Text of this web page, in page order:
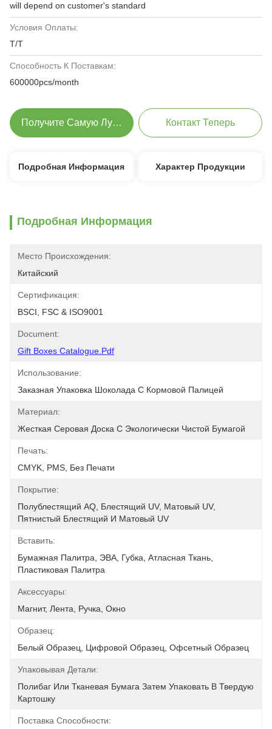
will depend on customer's standard
Условия Оплаты:
T/T
Способность К Поставкам:
600000pcs/month
Получите Самую Лучшую Цену Контакт Теперь
Подробная Информация Характер Продукции
Подробная Информация
Место Происхождения:
Китайский
Сертификация:
BSCI, FSC & ISO9001
Document:
Gift Boxes Catalogue.pdf
Использование:
Заказная Упаковка Шоколада С Кормовой Палицей
Материал:
Жесткая Серовая Доска С Экологически Чистой Бумагой
Печать:
CMYK, PMS, Без Печати
Покрытие:
Полублестящий AQ, Блестящий UV, Матовый UV,
Пятнистый Блестящий И Матовый UV
Вставить:
Бумажная Палитра, ЭВА, Губка, Атласная Ткань,
Пластиковая Палитра
Аксессуары:
Магнит, Лента, Ручка, Окно
Образец:
Белый Образец, Цифровой Образец, Офсетный Образец
Упаковывая Детали:
Полибаг Или Тканевая Бумага Затем Упаковать В Твердую
Картошку
Поставка Способности: